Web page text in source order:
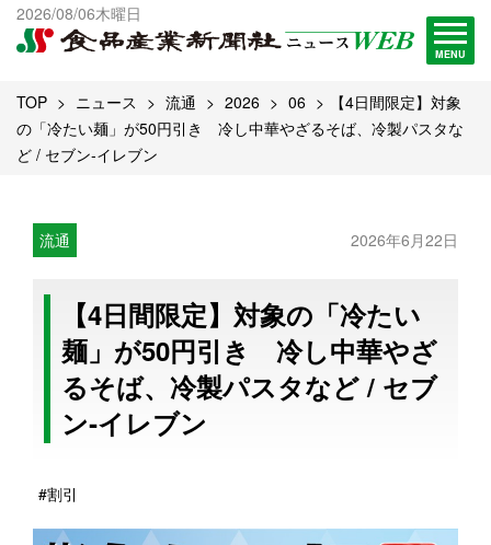
2026/08/06木曜日
MENU
出版物一覧へ
試読・購読申し込み
TOP ニュース 流通 2026 06
【4日間限定】対象
の「冷たい麺」が50円引き 冷し中華やざるそば、冷製パスタな
ど / セブン‐イレブン
流通 2026年6月22日
【4日間限定】対象の「冷たい
麺」が50円引き 冷し中華やざ
るそば、冷製パスタなど / セブ
ン‐イレブン
#割引